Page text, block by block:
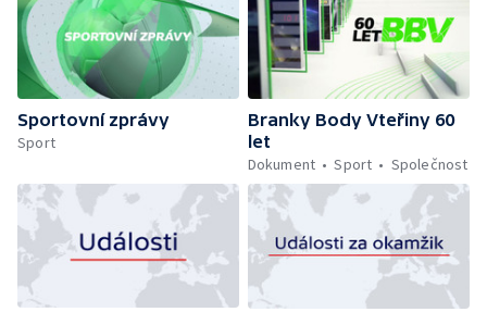
Sportovní zprávy
Sport
Branky Body Vteřiny 60
let
Dokument
Sport Společnost